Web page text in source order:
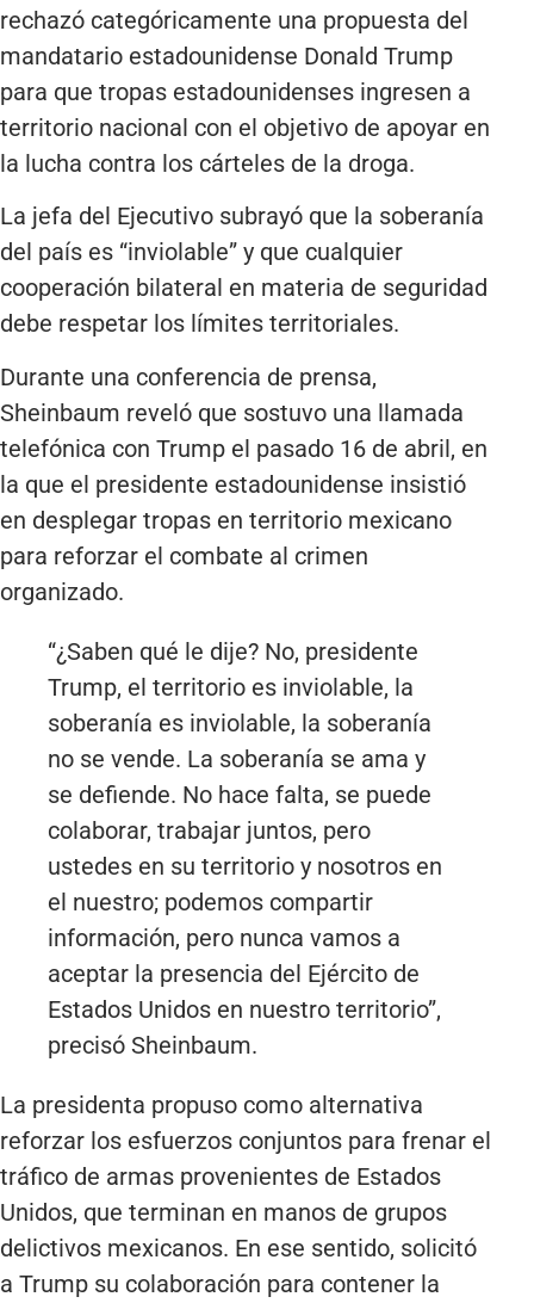
rechazó categóricamente una propuesta del
mandatario estadounidense Donald Trump
para que tropas estadounidenses ingresen a
territorio nacional con el objetivo de apoyar en
la lucha contra los cárteles de la droga.
La jefa del Ejecutivo subrayó que la soberanía
del país es “inviolable” y que cualquier
cooperación bilateral en materia de seguridad
debe respetar los límites territoriales.
Durante una conferencia de prensa,
Sheinbaum reveló que sostuvo una llamada
telefónica con Trump el pasado 16 de abril, en
la que el presidente estadounidense insistió
en desplegar tropas en territorio mexicano
para reforzar el combate al crimen
organizado.
“¿Saben qué le dije? No, presidente
Trump, el territorio es inviolable, la
soberanía es inviolable, la soberanía
no se vende. La soberanía se ama y
se defiende. No hace falta, se puede
colaborar, trabajar juntos, pero
ustedes en su territorio y nosotros en
el nuestro; podemos compartir
información, pero nunca vamos a
aceptar la presencia del Ejército de
Estados Unidos en nuestro territorio”,
precisó Sheinbaum.
La presidenta propuso como alternativa
reforzar los esfuerzos conjuntos para frenar el
tráfico de armas provenientes de Estados
Unidos, que terminan en manos de grupos
delictivos mexicanos. En ese sentido, solicitó
a Trump su colaboración para contener la